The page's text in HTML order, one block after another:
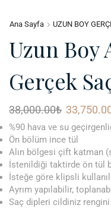
Ana Sayfa UZUN BOY
Uzun Boy
Gerçek
38,000.00₺
%90 hava ve su
Ön bölüm ince tül
Alın bölgesi çift katman
İstenildiği taktirde ön tül
İsteğe göre klipsli
Ayrım yapılabilir,
Saç dipleri cildiniz rengini